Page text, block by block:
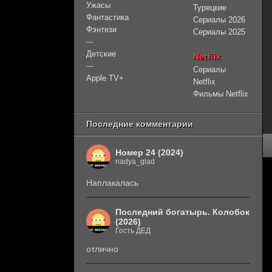
Ужасы
Фантастика
Фэнтези
—
Детские
—
Apple TV+
Турецкие
Сериалы 2026
Сериалы 2025
Netflix
Сериалы
Netflix
Фильмы Netflix
Последние комментарии
Номер 24 (2024)
nadya_glad
Наплакалась
Последний богатырь. Колобок
(2026)
Гость ДЕД
отлично